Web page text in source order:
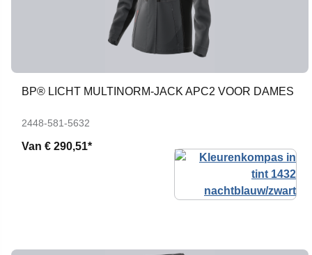
BP® LICHT MULTINORM-JACK APC2 VOOR DAMES
2448-581-5632
Van € 290,51*